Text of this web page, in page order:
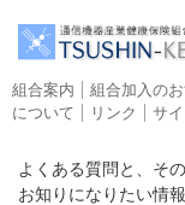
組合案内 組合加入の
について
リンク サ
よくある質問と、そ
お知りになりたい情